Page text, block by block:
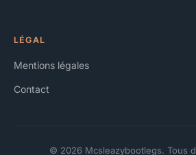
LÉGAL
Mentions légales
Contact
© 2026 Mcsleazybootlegs. Tous